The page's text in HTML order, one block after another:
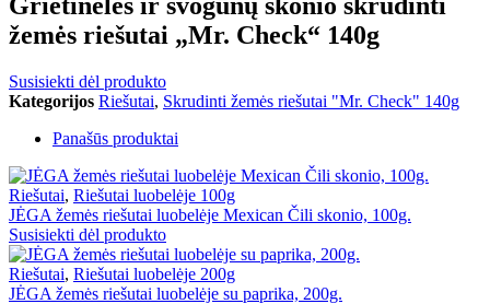
žemės riešutai „Mr. Check“ 140g
Susisiekti dėl produkto
Kategorijos Riešutai, Skrudinti žemės riešutai "Mr. Check" 140g
Panašūs produktai
Riešutai, Riešutai luobelėje 100g
JĖGA žemės riešutai luobelėje Mexican Čili skonio, 100g.
Susisiekti dėl produkto
Riešutai, Riešutai luobelėje 200g
JĖGA žemės riešutai luobelėje su paprika, 200g.